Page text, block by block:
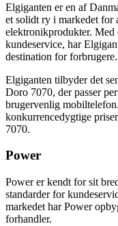
Elgiganten er en af
et solidt ry i markedet for
elektronikprodukter. Med
kundeservice, har
destination for forbrugere.
Elgiganten tilbyder det
Doro 7070, der passer
brugervenlig
konkurrencedygtige
7070.
Power
Power er kendt for sit
standarder for
markedet har Power
forhandler.